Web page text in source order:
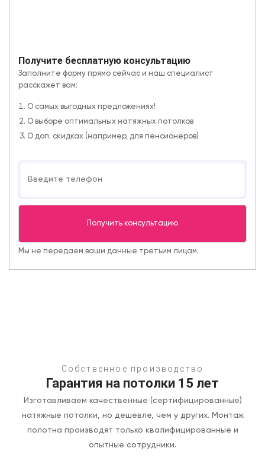
Получите бесплатную консультацию
Заполните форму прямо сейчас и наш специалист
расскажет вам:
О самых выгодных предложениях!
О выборе оптимальных натяжных потолков
О доп. скидках (например, для пенсионеров)
Мы не передаем ваши данные третьим лицам.
Собственное производство
Гарантия на потолки 15 лет
Изготавливаем качественные (сертифицированные)
натяжные потолки, но дешевле, чем у других. Монтаж
полотна производят только квалифицированные и
опытные сотрудники.